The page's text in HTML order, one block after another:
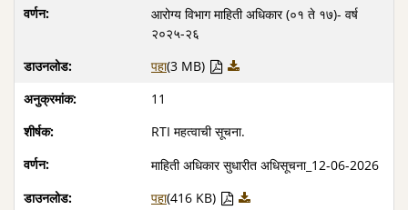
आरोग्य विभाग माहिती अधिकार (०१ ते १७)- वर्ष
२०२५-२६
पहा(3 MB)
11
RTI महत्वाची सूचना.
माहिती अधिकार सुधारीत अधिसूचना_12-06-2026
पहा(416 KB)